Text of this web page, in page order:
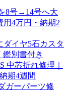
8号→14号へ大
4万円・納期2
イヤ5石カスタ
鑑別書付き
中芯折れ修理｜
期4週間
ガーパーツ修